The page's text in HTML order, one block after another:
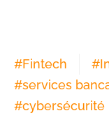
#Fintech #
#services
#cybersécurité